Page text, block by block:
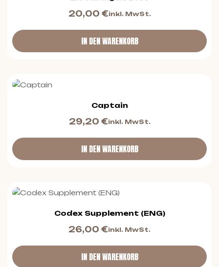
20,00 €inkl. MwSt.
IN DEN WARENKORB
Captain
29,20 €inkl. MwSt.
IN DEN WARENKORB
Codex Supplement (ENG)
26,00 €inkl. MwSt.
IN DEN WARENKORB